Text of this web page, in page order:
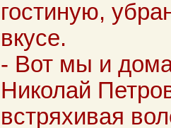
гостиную,
вкусе.
- Вот мы и
Николай
встряхивая